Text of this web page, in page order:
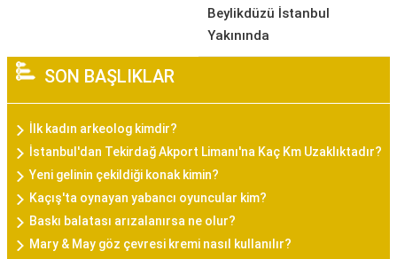
Beylikdüzü İstanbul
Yakınında
SON BAŞLIKLAR
İlk kadın arkeolog kimdir?
İstanbul'dan Tekirdağ Akport Limanı'na Kaç Km Uzaklıktadır?
Yeni gelinin çekildiği konak kimin?
Kaçış'ta oynayan yabancı oyuncular kim?
Baskı balatası arızalanırsa ne olur?
Mary & May göz çevresi kremi nasıl kullanılır?